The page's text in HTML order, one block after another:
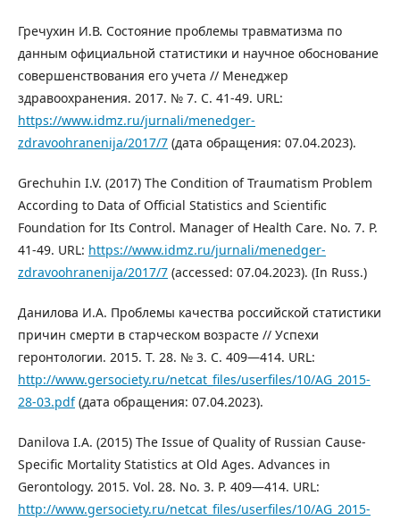
Гречухин И.В. Состояние проблемы травматизма по
данным официальной статистики и научное обоснование
совершенствования его учета // Менеджер
здравоохранения. 2017. № 7. C. 41-49. URL:
https://www.idmz.ru/jurnali/menedger-
zdravoohranenija/2017/7 (дата обращения: 07.04.2023).
Grechuhin I.V. (2017) The Condition of Traumatism Problem
According to Data of Official Statistics and Scientific
Foundation for Its Control. Manager of Health Care. No. 7. P.
41-49. URL: https://www.idmz.ru/jurnali/menedger-
zdravoohranenija/2017/7 (accessed: 07.04.2023). (In Russ.)
Данилова И.А. Проблемы качества российской статистики
причин смерти в старческом возрасте // Успехи
геронтологии. 2015. Т. 28. № 3. С. 409—414. URL:
http://www.gersociety.ru/netcat_files/userfiles/10/AG_2015-
28-03.pdf(дата обращения: 07.04.2023).
Danilova I.A. (2015) The Issue of Quality of Russian Cause-
Specific Mortality Statistics at Old Ages. Advances in
Gerontology. 2015. Vol. 28. No. 3. P. 409—414. URL:
http://www.gersociety.ru/netcat_files/userfiles/10/AG_2015-